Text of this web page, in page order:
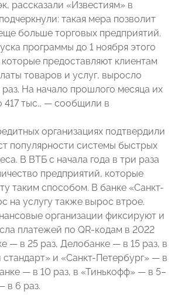
рассказали «Известиям» в
такая мера позволит
больше торговых предприятий.
программы до 1 ноября этого
предоставляют клиентам
товаров и услуг, выросло
раз. На начало прошлого месяца их
417 тыс., — сообщили в
организациях подтвердили
популярности системы быстрых
В ВТБ с начала года в три раза
предприятий, которые
таким способом. В банке «Санкт-
на услугу также вырос втрое.
организации фиксируют и
платежей по QR-кодам в 2022
— в 25 раз, Делобанке — в 15 раз, в
стандарт» и «Санкт-Петербург» — в
— в 10 раз, в «Тинькофф» — в 5–
в 6 раз.